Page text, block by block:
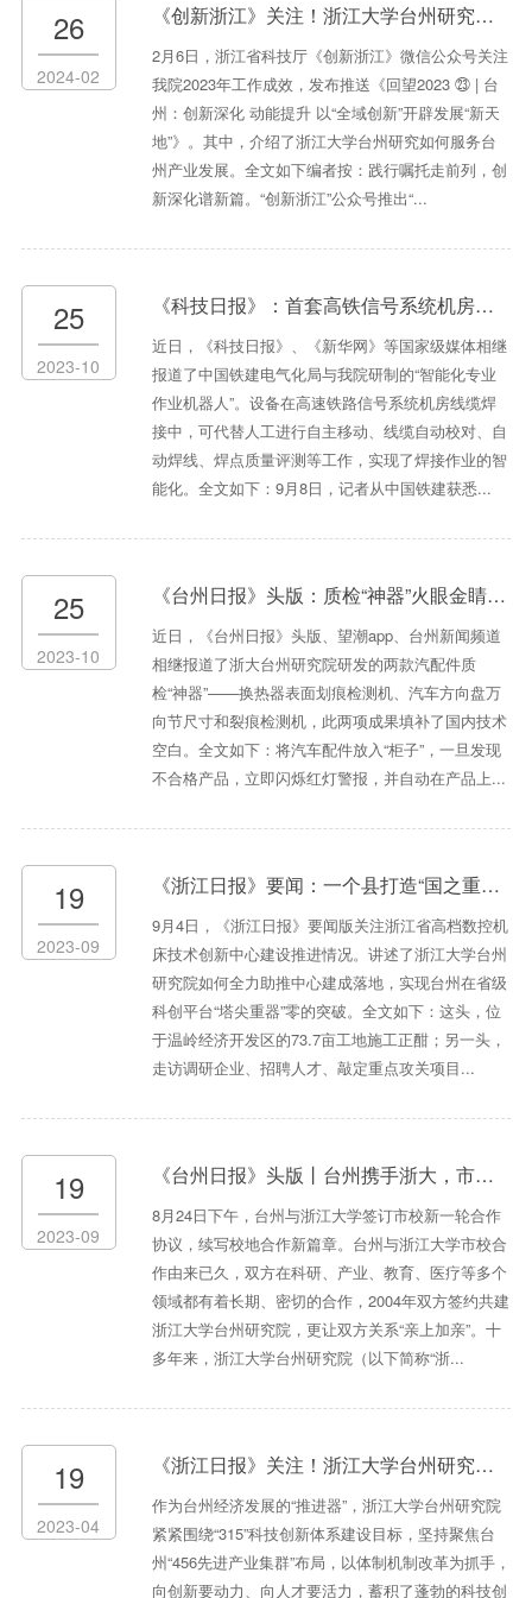
26
2024-02
《创新浙江》关注！浙江大学台州研究院：以优势资源激活澎湃创新动能
2月6日，浙江省科技厅《创新浙江》微信公众号关注
我院2023年工作成效，发布推送《回望2023 ㉓ | 台
州：创新深化 动能提升 以“全域创新”开辟发展“新天
地”》。其中，介绍了浙江大学台州研究如何服务台
州产业发展。全文如下编者按：践行嘱托走前列，创
新深化谱新篇。“创新浙江”公众号推出“...
25
2023-10
《科技日报》：首套高铁信号系统机房线缆智能焊线机器人研制成功
近日，《科技日报》、《新华网》等国家级媒体相继
报道了中国铁建电气化局与我院研制的“智能化专业
作业机器人”。设备在高速铁路信号系统机房线缆焊
接中，可代替人工进行自主移动、线缆自动校对、自
动焊线、焊点质量评测等工作，实现了焊接作业的智
能化。全文如下：9月8日，记者从中国铁建获悉...
25
2023-10
《台州日报》头版：质检“神器”火眼金睛，发现问题只要十几秒
近日，《台州日报》头版、望潮app、台州新闻频道
相继报道了浙大台州研究院研发的两款汽配件质
检“神器”——换热器表面划痕检测机、汽车方向盘万
向节尺寸和裂痕检测机，此两项成果填补了国内技术
空白。全文如下：将汽车配件放入“柜子”，一旦发现
不合格产品，立即闪烁红灯警报，并自动在产品上...
19
2023-09
《浙江日报》要闻：一个县打造“国之重器”的雄心 温岭机床产业向高端突围
9月4日，《浙江日报》要闻版关注浙江省高档数控机
床技术创新中心建设推进情况。讲述了浙江大学台州
研究院如何全力助推中心建成落地，实现台州在省级
科创平台“塔尖重器”零的突破。全文如下：这头，位
于温岭经济开发区的73.7亩工地施工正酣；另一头，
走访调研企业、招聘人才、敲定重点攻关项目...
19
2023-09
《台州日报》头版丨台州携手浙大，市校同行助力地方发展“制造之都”与“最强大脑”双向奔赴
8月24日下午，台州与浙江大学签订市校新一轮合作
协议，续写校地合作新篇章。台州与浙江大学市校合
作由来已久，双方在科研、产业、教育、医疗等多个
领域都有着长期、密切的合作，2004年双方签约共建
浙江大学台州研究院，更让双方关系“亲上加亲”。十
多年来，浙江大学台州研究院（以下简称“浙...
19
2023-04
《浙江日报》关注！浙江大学台州研究院：奋力建设“制造之都”科创策源地
作为台州经济发展的“推进器”，浙江大学台州研究院
紧紧围绕“315”科技创新体系建设目标，坚持聚焦台
州“456先进产业集群”布局，以体制机制改革为抓手，
向创新要动力、向人才要活力，蓄积了蓬勃的科技创